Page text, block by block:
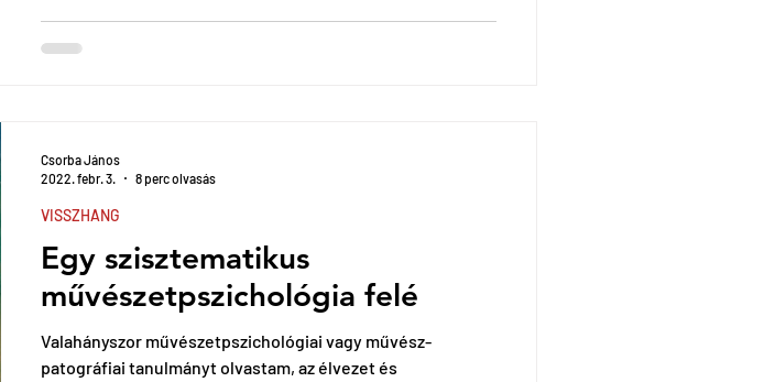
Egy szisztematikus
művészetpszichológia felé
Valahányszor művészetpszichológiai vagy művész-
patográfiai tanulmányt olvastam, az élvezet és
VISSZHANG
Csorba János
2022. febr. 3.
8 perc olvasás